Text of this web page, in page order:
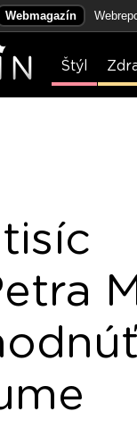
Webmagazín
Štýl